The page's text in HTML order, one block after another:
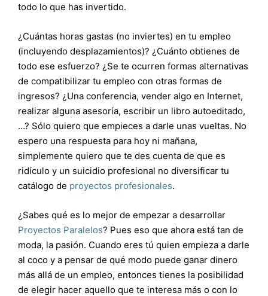
todo lo que has invertido.
¿Cuántas horas gastas (no inviertes) en tu empleo
(incluyendo desplazamientos)? ¿Cuánto obtienes de
todo ese esfuerzo? ¿Se te ocurren formas alternativas
de compatibilizar tu empleo con otras formas de
ingresos? ¿Una conferencia, vender algo en Internet,
realizar alguna asesoría, escribir un libro autoeditado,
…? Sólo quiero que empieces a darle unas vueltas. No
espero una respuesta para hoy ni mañana,
simplemente quiero que te des cuenta de que es
ridículo y un suicidio profesional no diversificar tu
catálogo de proyectos profesionales.
¿Sabes qué es lo mejor de empezar a desarrollar
Proyectos Paralelos? Pues eso que ahora está tan de
moda, la pasión. Cuando eres tú quien empieza a darle
al coco y a pensar de qué modo puede ganar dinero
más allá de un empleo, entonces tienes la posibilidad
de elegir hacer aquello que te interesa más o con lo